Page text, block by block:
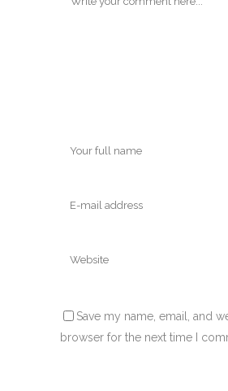
Save my name, email, and
browser for the next time I